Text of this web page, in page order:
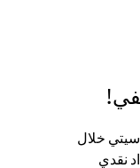
خلال